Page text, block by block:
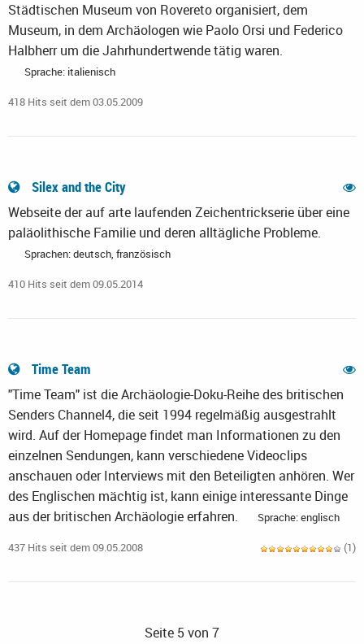
Städtischen Museum von Rovereto organisiert, dem
Museum, in dem Archäologen wie Paolo Orsi und Federico
Halbherr um die Jahrhundertwende tätig waren.
Sprache: italienisch
418 Hits seit dem 03.05.2009
Silex and the City
Webseite der auf arte laufenden Zeichentrickserie über eine
paläolithische Familie und deren alltägliche Probleme.
Sprachen: deutsch, französisch
410 Hits seit dem 09.05.2014
Time Team
"Time Team" ist die Archäologie-Doku-Reihe des britischen
Senders Channel4, die seit 1994 regelmäßig ausgestrahlt
wird. Auf der Homepage findet man Informationen zu den
einzelnen Sendungen, kann verschiedene Videoclips
anschauen oder Interviews mit den Beteiligten anhören. Wer
des Englischen mächtig ist, kann einige interessante Dinge
aus der britischen Archäologie erfahren.
Sprache: englisch
437 Hits seit dem 09.05.2008 (1)
Seite 5 von 7